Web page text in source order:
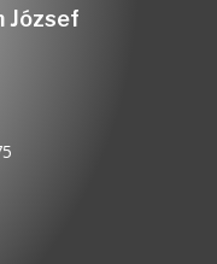
József